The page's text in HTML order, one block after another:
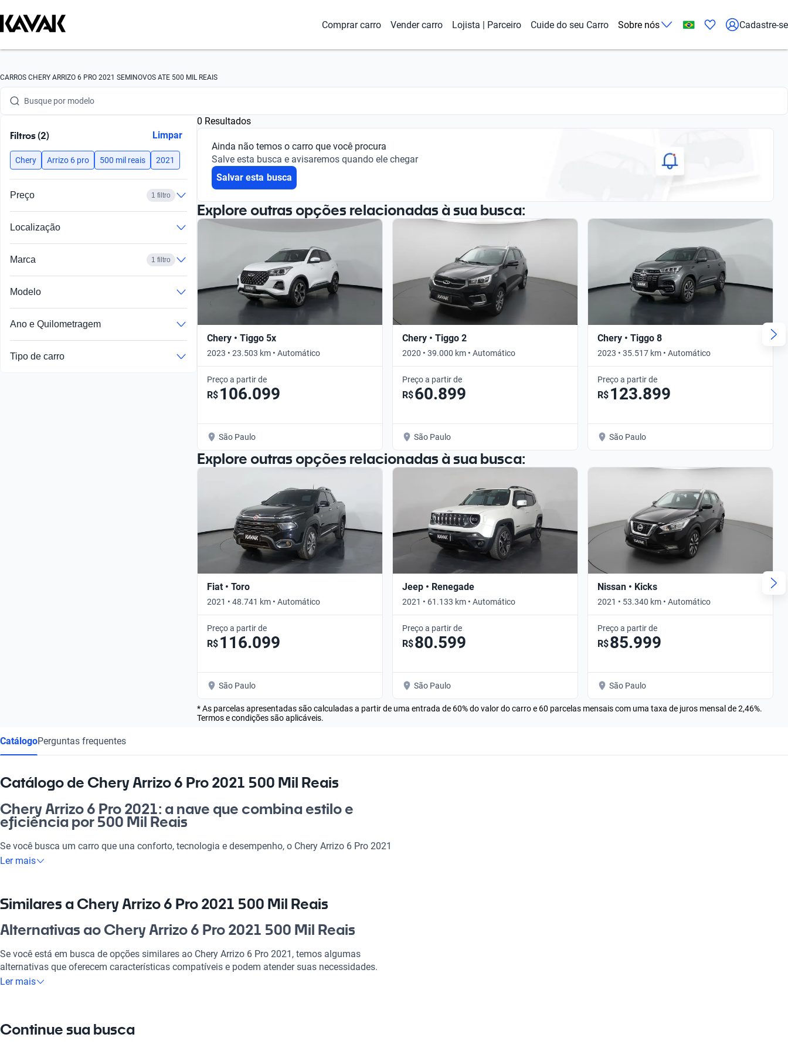
Comprar carro Vender carro Lojista | Parceiro Cuide do seu Carro Sobre nós Cadastre-se
CARROS CHERY ARRIZO 6 PRO 2021 SEMINOVOS ATE 500 MIL REAIS
Busque por marca
Busque por modelo
Busque por ano
Busque por marca
Busque por versão
Busque por ano
Filtros (2) Limpar
Chery Arrizo 6 pro 500 mil reais 2021
Preço 1 filtro
Localização
Marca 1 filtro
Modelo
Ano e Quilometragem
Tipo de carro
0 Resultados
Ainda não temos o carro que você procura
Salve esta busca e avisaremos quando ele chegar
Salvar esta busca
Explore outras opções relacionadas à sua busca:
Chery • Tiggo 5x
2023 • 23.503 km • Automático
Preço a partir de
R$ 106.099
São Paulo
Chery • Tiggo 2
2020 • 39.000 km • Automático
Preço a partir de
R$60.899
São Paulo
Chery • Tiggo 8
2023 • 35.517 km • Automático
Preço a partir de
R$ 123.899
São Paulo
Explore outras opções relacionadas à sua busca:
Fiat • Toro
2021 • 48.741 km • Automático
Preço a partir de
R$ 116.099
São Paulo
Jeep • Renegade
2021 • 61.133 km • Automático
Preço a partir de
R$80.599
São Paulo
Nissan • Kicks
2021 • 53.340 km • Automático
Preço a partir de
R$85.999
São Paulo
* As parcelas apresentadas são calculadas a partir de uma entrada de 60% do valor do carro e 60 parcelas mensais com uma taxa de juros mensal de 2,46%.
Termos e condições são aplicáveis.
CatálogoPerguntas frequentes
Catálogo de Chery Arrizo 6 Pro 2021 500 Mil Reais
Chery Arrizo 6 Pro 2021: a nave que combina estilo e
eficiência por 500 Mil Reais
Se você busca um carro que una conforto, tecnologia e desempenho, o Chery Arrizo 6 Pro 2021
por 500 mil é a escolha certa. Ideal para o dia a dia, seja para o trabalho ou lazer, esse modelo
Por que escolher Chery Arrizo 6 Pro 2021 500 Mil Reais?
Tecnologia ao seu dispor
Desfrute da melhor tecnologia com Tecnologia moderna, fazendo de cada viagem uma
experiência conectada e confortável.
o seu estilo de vida.
Ler mais
Similares a Chery Arrizo 6 Pro 2021 500 Mil Reais
Alternativas ao Chery Arrizo 6 Pro 2021 500 Mil Reais
Se você está em busca de opções similares ao Chery Arrizo 6 Pro 2021, temos algumas
alternativas que oferecem características compatíveis e podem atender suas necessidades.
Chery QQ
Ler mais
Continue sua busca